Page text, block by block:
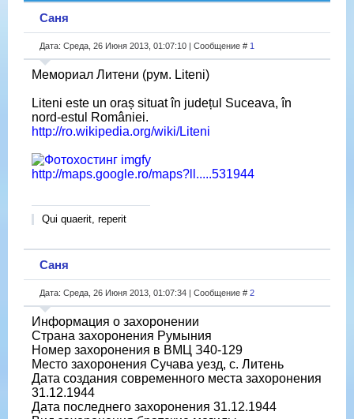
Саня
Дата: Среда, 26 Июня 2013, 01:07:10 | Сообщение # 1
Мемориал Литени (рум. Liteni)
Liteni este un oraș situat în județul Suceava, în
nord-estul României.
http://ro.wikipedia.org/wiki/Liteni
http://maps.google.ro/maps?ll.....531944
Qui quaerit, reperit
Саня
Дата: Среда, 26 Июня 2013, 01:07:34 | Сообщение # 2
Информация о захоронении
Страна захоронения Румыния
Номер захоронения в ВМЦ З40-129
Место захоронения Сучава уезд, с. Литень
Дата создания современного места захоронения
31.12.1944
Дата последнего захоронения 31.12.1944